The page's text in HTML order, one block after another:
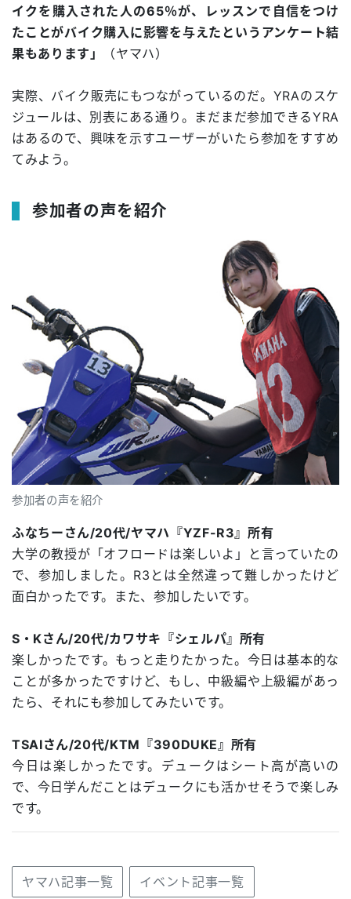
イクを購入された人の65％が、レッスンで自信をつけ
たことがバイク購入に影響を与えたというアンケート結
果もあります」
（ヤマハ）
実際、バイク販売にもつながっているのだ。YRAのスケ
ジュールは、別表にある通り。まだまだ参加できるYRA
はあるので、興味を示すユーザーがいたら参加をすすめ
てみよう。
参加者の声を紹介
参加者の声を紹介
ふなちーさん/20代/ヤマハ『YZF-R3』所有
大学の教授が「オフロードは楽しいよ」と言っていたの
で、参加しました。R3とは全然違って難しかったけど
面白かったです。また、参加したいです。
S・Kさん/20代/カワサキ『シェルパ』所有
楽しかったです。もっと走りたかった。今日は基本的な
ことが多かったですけど、もし、中級編や上級編があっ
たら、それにも参加してみたいです。
TSAIさん/20代/KTM『390DUKE』所有
今日は楽しかったです。デュークはシート高が高いの
で、今日学んだことはデュークにも活かせそうで楽しみ
です。
ヤマハ記事一覧 イベント記事一覧